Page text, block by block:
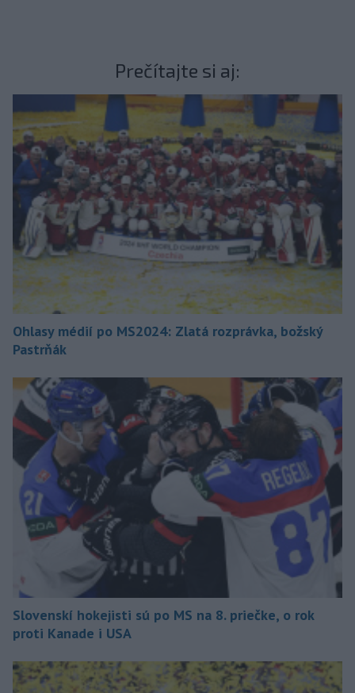
Prečítajte si aj:
Ohlasy médií po MS2024: Zlatá rozprávka, božský
Pastrňák
Slovenskí hokejisti sú po MS na 8. priečke, o rok
proti Kanade i USA